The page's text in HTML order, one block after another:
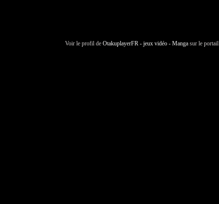
Voir le profil de OtakuplayerFR - jeux vidéo - Manga sur le